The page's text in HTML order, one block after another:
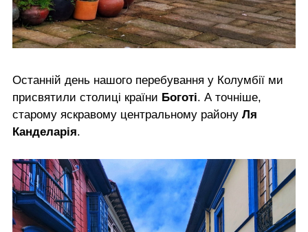
Останній день нашого перебування у Колумбії ми
присвятили столиці країни Боготі. А точніше,
старому яскравому центральному району Ля
Канделарія.